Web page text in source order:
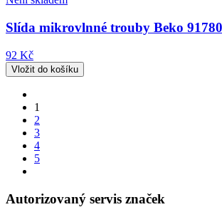
Slída mikrovlnné trouby Beko
92 Kč
1
2
3
4
5
Autorizovaný servis značek